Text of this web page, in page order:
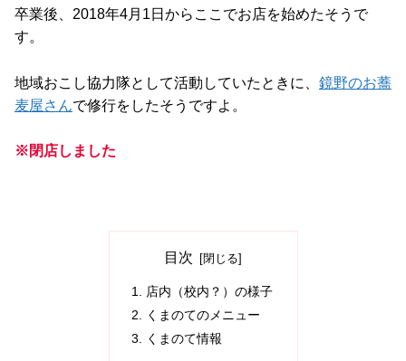
卒業後、2018年4月1日からここでお店を始めたそうで
す。
地域おこし協力隊として活動していたときに、 鏡野のお蕎
麦屋さんで修行をしたそうですよ。
※閉店しました
目次
店内（校内？）の様子
くまのてのメニュー
くまのて情報